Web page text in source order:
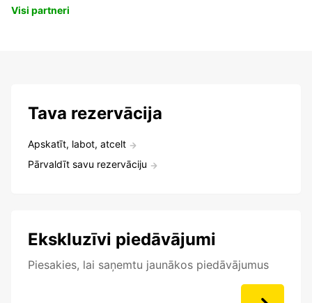
Visi partneri
Tava rezervācija
Apskatīt, labot, atcelt
Pārvaldīt savu rezervāciju
Ekskluzīvi piedāvājumi
Piesakies, lai saņemtu jaunākos piedāvājumus